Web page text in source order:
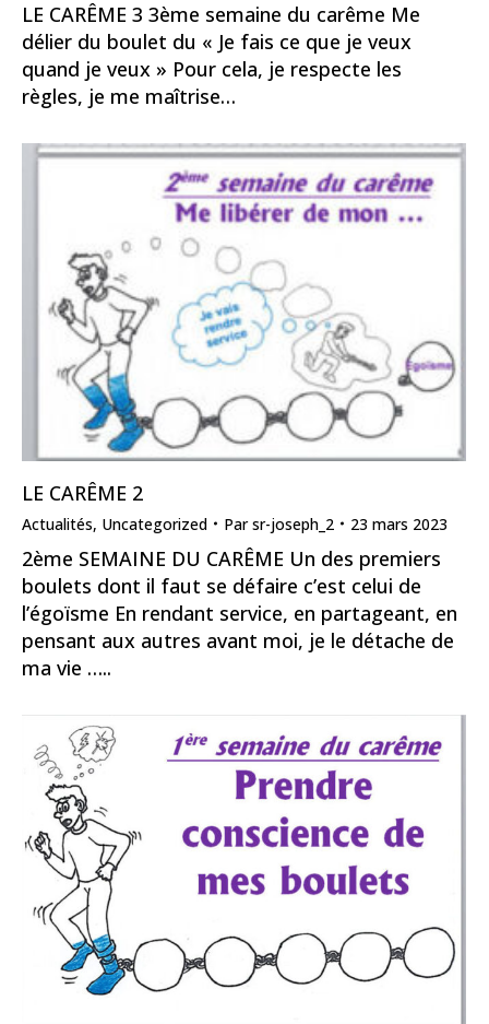
LE CARÊME 3 3ème semaine du carême Me
délier du boulet du « Je fais ce que je veux
quand je veux » Pour cela, je respecte les
règles, je me maîtrise…
LE CARÊME 2
Actualités, Uncategorized Parsr-joseph_2 23 mars 2023
2ème SEMAINE DU CARÊME Un des premiers
boulets dont il faut se défaire c’est celui de
l’égoïsme En rendant service, en partageant, en
pensant aux autres avant moi, je le détache de
ma vie …..